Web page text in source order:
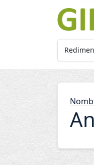
Skip to main content